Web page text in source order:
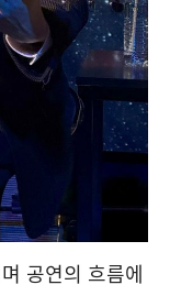
공연의 흐름에